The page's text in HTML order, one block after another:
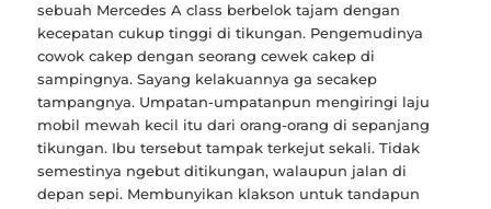
sebuah Mercedes A class berbelok tajam dengan
kecepatan cukup tinggi di tikungan. Pengemudinya
cowok cakep dengan seorang cewek cakep di
sampingnya. Sayang kelakuannya ga secakep
tampangnya. Umpatan-umpatanpun mengiringi laju
mobil mewah kecil itu dari orang-orang di sepanjang
tikungan. Ibu tersebut tampak terkejut sekali. Tidak
semestinya ngebut ditikungan, walaupun jalan di
depan sepi. Membunyikan klakson untuk tandapun